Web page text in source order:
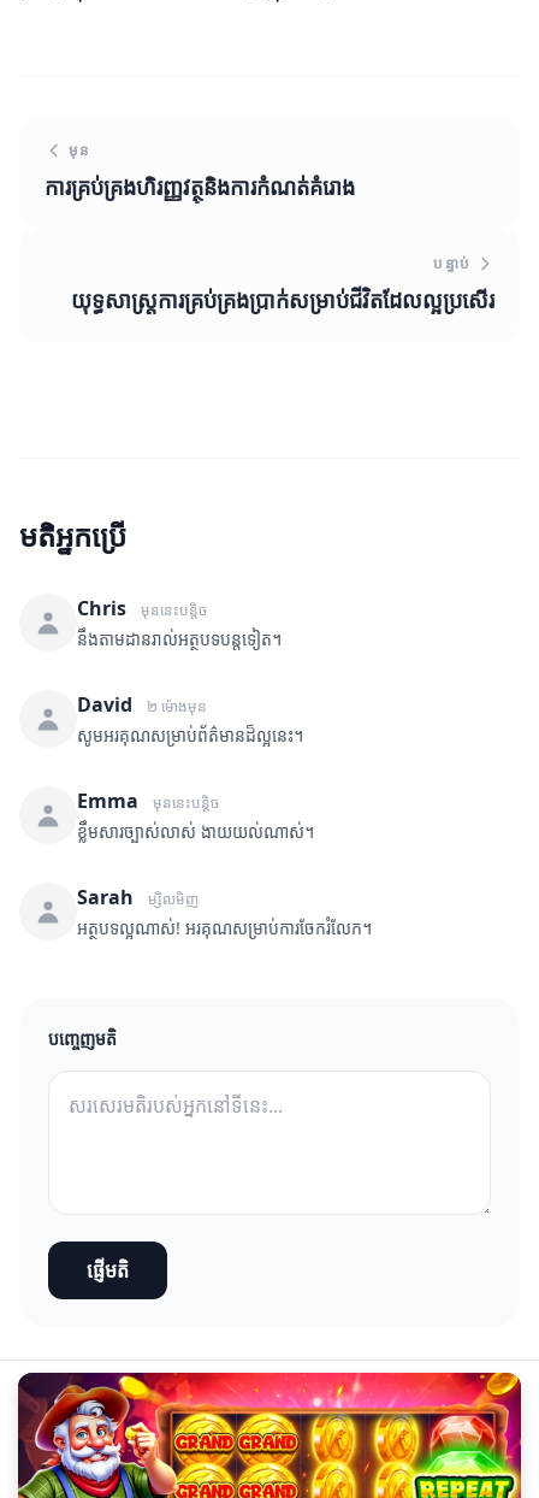
មុន
ការគ្រប់គ្រងហិរញ្ញវត្ថុនិងការកំណត់គំរោង
បន្ទាប់
យុទ្ធសាស្ត្រការគ្រប់គ្រងប្រាក់សម្រាប់ជីវិតដែលល្អប្រសើរ
មតិអ្នកប្រើ
Chris មុននេះបន្តិច
នឹងតាមដានរាល់អត្ថបទបន្តទៀត។
David ២ ម៉ោងមុន
សូមអរគុណសម្រាប់ព័ត៌មានដ៏ល្អនេះ។
Emma មុននេះបន្តិច
ខ្លឹមសារច្បាស់លាស់ ងាយយល់ណាស់។
Sarah ម្សិលមិញ
អត្ថបទល្អណាស់! អរគុណសម្រាប់ការចែករំលែក។
បញ្ចេញមតិ
ផ្ញើមតិ